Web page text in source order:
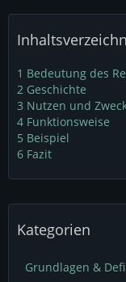
1 Bedeutung des
2 Geschichte
3 Nutzen und
4 Funktionsweise
5 Beispiel
6 Fazit
Kategorien
Grundlagen &